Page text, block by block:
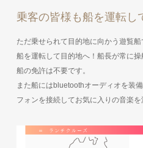
乗客の皆様も船を運転し
ただ乗せられて目的地に向かう遊覧
船を運転して目的地へ！船長が常に
船の免許は不要です。
また船にはbluetoothオーディオを装
フォンを接続してお気に入りの音楽を